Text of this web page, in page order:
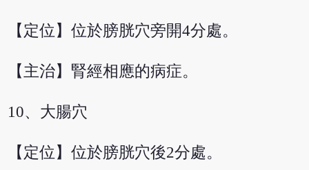
【定位】位於膀胱穴旁開4分處。
【主治】腎經相應的病症。
10、大腸穴
【定位】位於膀胱穴後2分處。